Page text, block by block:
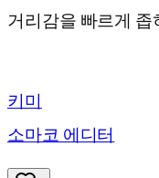
거리감을 빠르게
키미
소마코 에디터